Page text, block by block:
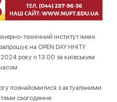
технічний інститут імені
на OPEN DAY ННІТІ!
2024 року о 13:00 за київським
познайомитися з актуальними
сьогодення: